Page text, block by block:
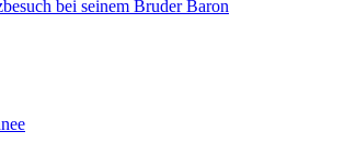
bei seinem Bruder Baron